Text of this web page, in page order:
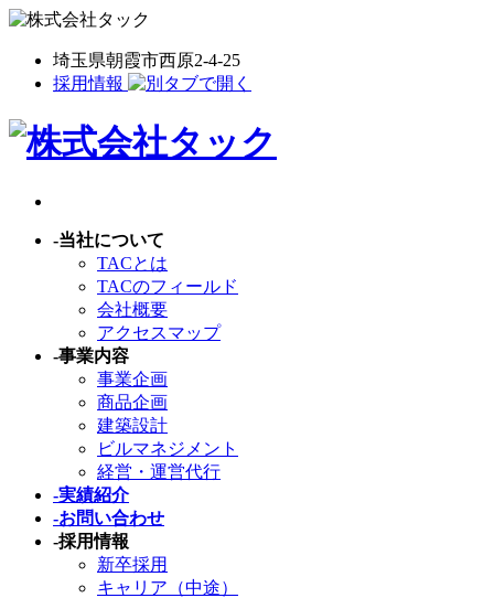
埼玉県朝霞市西原2-4-25
採用情報
-当社について
TACとは
TACのフィールド
会社概要
アクセスマップ
-事業内容
事業企画
商品企画
建築設計
ビルマネジメント
経営・運営代行
-実績紹介
-お問い合わせ
-採用情報
新卒採用
キャリア（中途）